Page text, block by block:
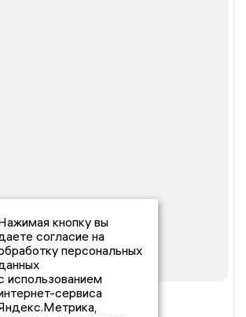
кнопку вы
согласие на
персональных
использованием
сервиса